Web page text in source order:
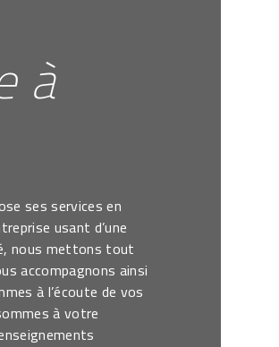
à
ses services en
usant d’une
nous mettons tout
accompagnons ainsi
à l’écoute de vos
à votre